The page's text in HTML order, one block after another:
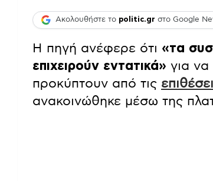
Ακολουθήστε το politic.gr στο Google
Η πηγή ανέφερε ότι «τα
επιχειρούν εντατικά» για να
προκύπτουν από τις
ανακοινώθηκε μέσω της